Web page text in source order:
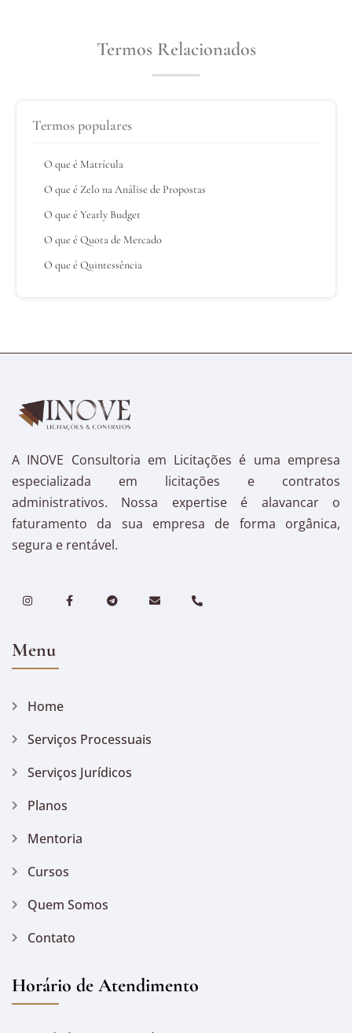
Termos Relacionados
Termos populares
O que é Matrícula
O que é Zelo na Análise de Propostas
O que é Yearly Budget
O que é Quota de Mercado
O que é Quintessência
A INOVE Consultoria em Licitações é uma empresa
especializada em licitações e contratos
administrativos. Nossa expertise é alavancar o
faturamento da sua empresa de forma orgânica,
segura e rentável.
Menu
Home
Serviços Processuais
Serviços Jurídicos
Planos
Mentoria
Cursos
Quem Somos
Contato
Horário de Atendimento